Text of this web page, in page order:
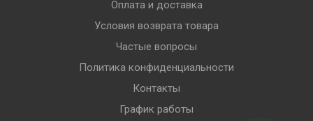
Оплата и доставка
Условия возврата товара
Частые вопросы
Политика конфиденциальности
Контакты
График работы